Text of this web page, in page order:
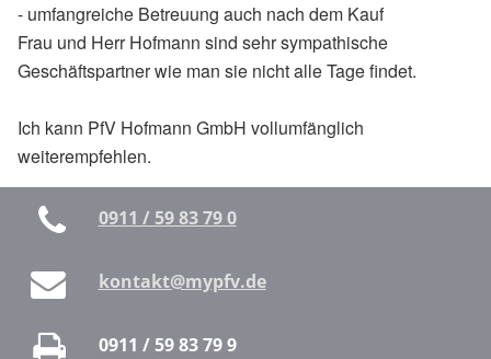
- umfangreiche Betreuung auch nach dem Kauf
Frau und Herr Hofmann sind sehr sympathische
Geschäftspartner wie man sie nicht alle Tage findet.
Ich kann PfV Hofmann GmbH vollumfänglich
weiterempfehlen.
0911 / 59 83 79 0
kontakt@mypfv.de
0911 / 59 83 79 9